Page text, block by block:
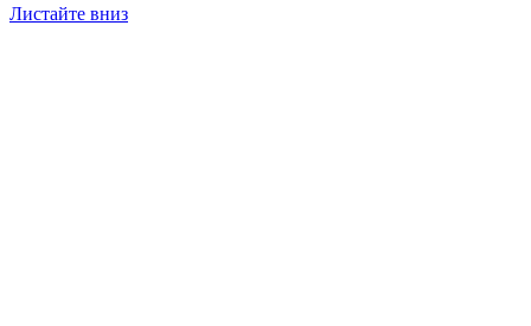
Листайте вниз